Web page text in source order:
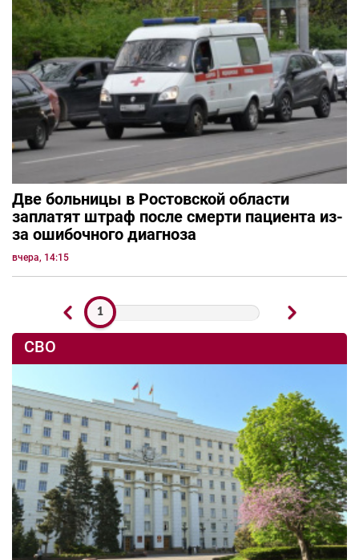
Две больницы в Ростовской области
заплатят штраф после смерти пациента из-
за ошибочного диагноза
вчера, 14:15
1
СВО